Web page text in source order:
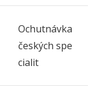
Ochutnávka
českých spe
cialit